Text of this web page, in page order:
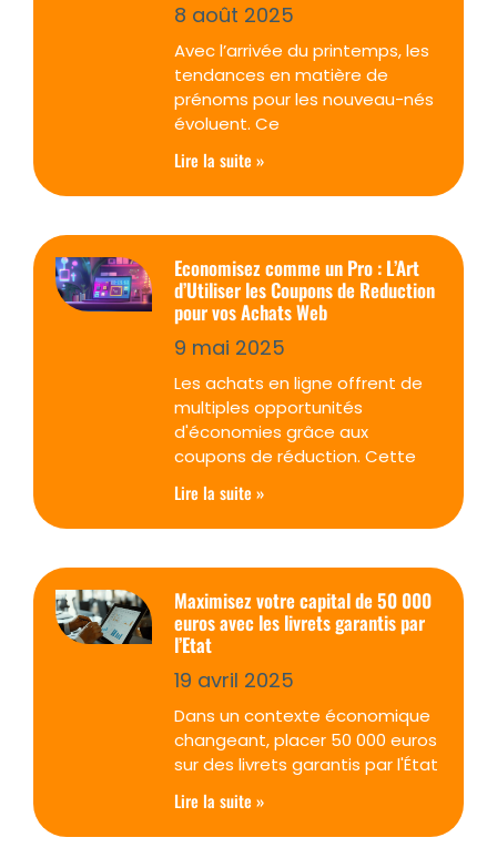
8 août 2025
Avec l’arrivée du printemps, les
tendances en matière de
prénoms pour les nouveau-nés
évoluent. Ce
Lire la suite »
Economisez comme un Pro : L’Art
d’Utiliser les Coupons de Reduction
pour vos Achats Web
9 mai 2025
Les achats en ligne offrent de
multiples opportunités
d'économies grâce aux
coupons de réduction. Cette
Lire la suite »
Maximisez votre capital de 50 000
euros avec les livrets garantis par
l’Etat
19 avril 2025
Dans un contexte économique
changeant, placer 50 000 euros
sur des livrets garantis par l'État
Lire la suite »